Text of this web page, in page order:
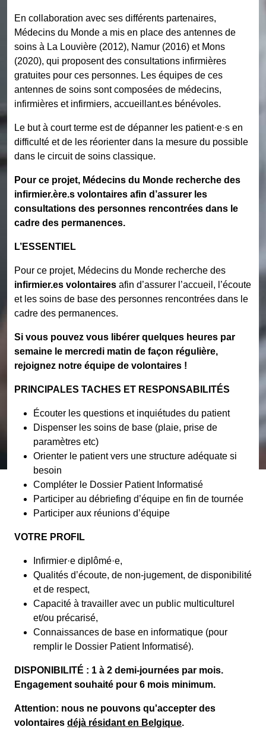
En collaboration avec ses différents partenaires,
Médecins du Monde a mis en place des antennes de
soins à La Louvière (2012), Namur (2016) et Mons
(2020), qui proposent des consultations infirmières
gratuites pour ces personnes. Les équipes de ces
antennes de soins sont composées de médecins,
infirmières et infirmiers, accueillant.es bénévoles.
Le but à court terme est de dépanner les patient·e·s en
difficulté et de les réorienter dans la mesure du possible
dans le circuit de soins classique.
Pour ce projet, Médecins du Monde recherche des
infirmier.ère.s volontaires afin d’assurer les
consultations des personnes rencontrées dans le
cadre des permanences.
L’ESSENTIEL
Pour ce projet, Médecins du Monde recherche des
infirmier.es volontaires afin d’assurer l’accueil, l’écoute
et les soins de base des personnes rencontrées dans le
cadre des permanences.
Si vous pouvez vous libérer quelques heures par
semaine le mercredi matin de façon régulière,
rejoignez notre équipe de volontaires !
PRINCIPALES TACHES ET RESPONSABILITÉS
Écouter les questions et inquiétudes du patient
Dispenser les soins de base (plaie, prise de
paramètres etc)
Orienter le patient vers une structure adéquate si
besoin
Compléter le Dossier Patient Informatisé
Participer au débriefing d’équipe en fin de tournée
Participer aux réunions d’équipe
VOTRE PROFIL
Infirmier·e diplômé·e,
Qualités d’écoute, de non-jugement, de disponibilité
et de respect,
Capacité à travailler avec un public multiculturel
et/ou précarisé,
Connaissances de base en informatique (pour
remplir le Dossier Patient Informatisé).
DISPONIBILITÉ : 1 à 2 demi-journées par mois.
Engagement souhaité pour 6 mois minimum.
Attention: nous ne pouvons qu'accepter des
volontaires déjà résidant en Belgique.